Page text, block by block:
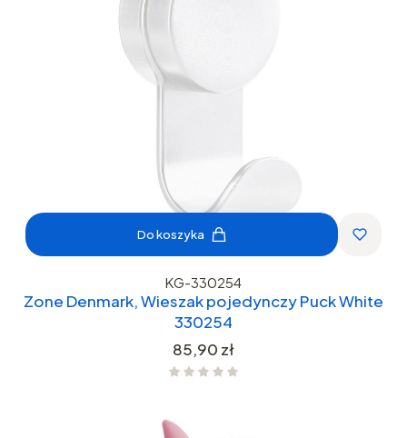
Do koszyka
KG-330254
Zone Denmark, Wieszak pojedynczy Puck White
330254
Cena
85,90 zł